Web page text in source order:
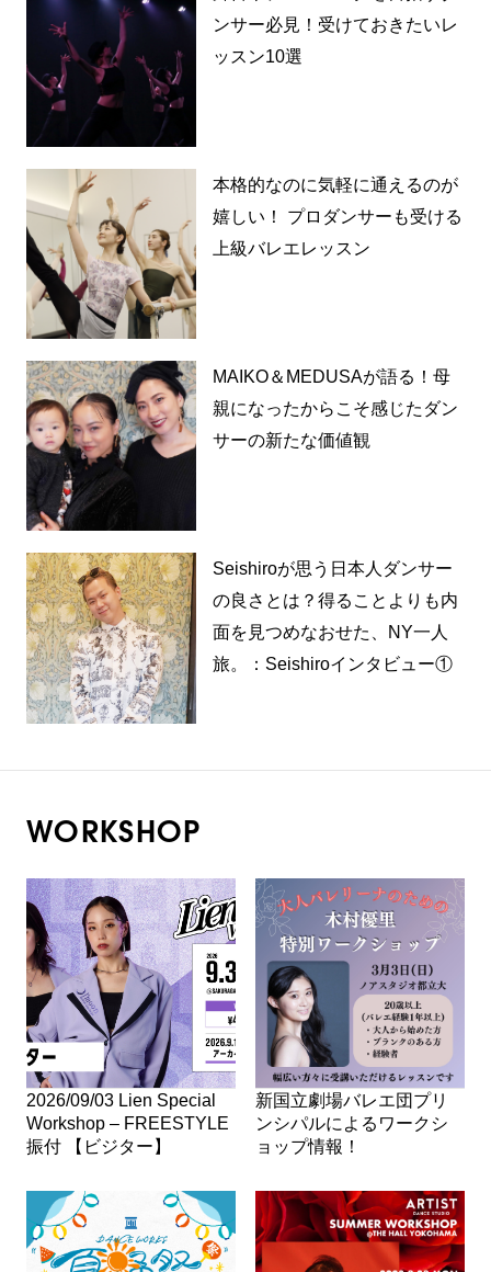
ンサー必見！受けておきたいレ
ッスン10選
本格的なのに気軽に通えるのが
嬉しい！ プロダンサーも受ける
上級バレエレッスン
MAIKO＆MEDUSAが語る！母
親になったからこそ感じたダン
サーの新たな価値観
Seishiroが思う日本人ダンサー
の良さとは？得ることよりも内
面を見つめなおせた、NY一人
旅。：Seishiroインタビュー①
WORKSHOP
2026/09/03 Lien Special
Workshop – FREESTYLE
振付 【ビジター】
新国立劇場バレエ団プリ
ンシパルによるワークシ
ョップ情報！